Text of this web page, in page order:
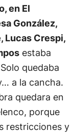
en El
González,
Lucas Crespi,
estaba
quedaba
a la cancha.
quedara en
porque
restricciones y